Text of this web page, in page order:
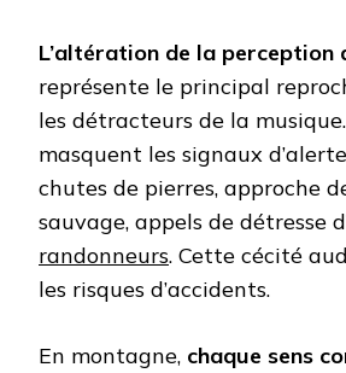
L’altération de la perception
représente le principal
les détracteurs de la
masquent les signaux
chutes de pierres, approche
sauvage, appels de détresse
randonneurs. Cette cécité
les risques d’accidents.
En montagne, chaque sens